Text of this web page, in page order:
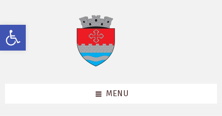
Deschide bara de unelte
content
left
sidebar
footer
MENU